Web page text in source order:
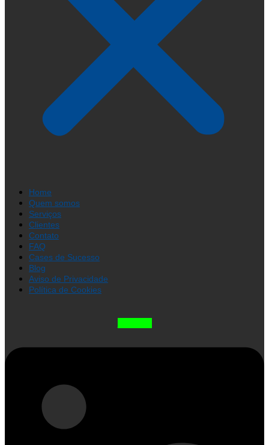
Home
Quem somos
Serviços
Clientes
Contato
FAQ
Cases de Sucesso
Blog
Aviso de Privacidade
Política de Cookies